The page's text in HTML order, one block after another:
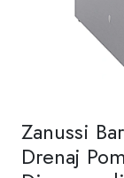
Zanussi
Drenaj